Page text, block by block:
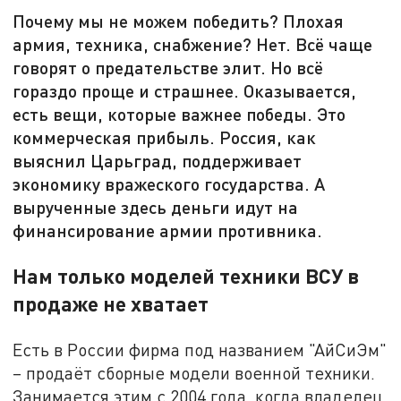
Почему мы не можем победить? Плохая
армия, техника, снабжение? Нет. Всё чаще
говорят о предательстве элит. Но всё
гораздо проще и страшнее. Оказывается,
есть вещи, которые важнее победы. Это
коммерческая прибыль. Россия, как
выяснил Царьград, поддерживает
экономику вражеского государства. А
вырученные здесь деньги идут на
финансирование армии противника.
Нам только моделей техники ВСУ в
продаже не хватает
Есть в России фирма под названием "АйСиЭм"
– продаёт сборные модели военной техники.
Занимается этим с 2004 года, когда владелец